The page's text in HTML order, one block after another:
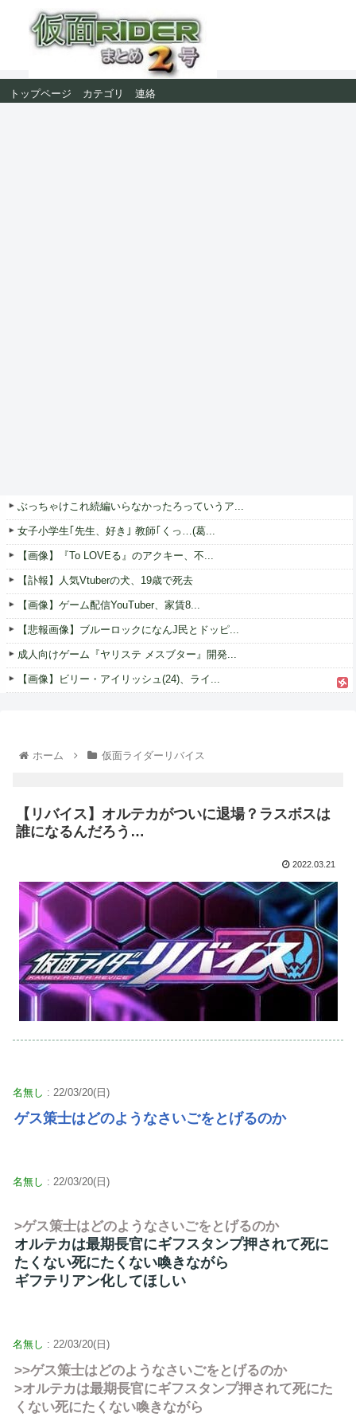
トップページ カテゴリ 連絡
ぶっちゃけこれ続編いらなかったろっていうア...
女子小学生｢先生、好き｣ 教師｢くっ…(葛...
【画像】『To LOVEる』のアクキー、不...
【訃報】人気Vtuberの犬、19歳で死去
【画像】ゲーム配信YouTuber、家賃8...
【悲報画像】ブルーロックになんJ民とドッピ...
成人向けゲーム『ヤリステ メスブター』開発...
【画像】ビリー・アイリッシュ(24)、ライ...
ホーム 仮面ライダーリバイス
【リバイス】オルテカがついに退場？ラスボスは
誰になるんだろう…
2022.03.21
名無し : 22/03/20(日)
ゲス策士はどのようなさいごをとげるのか
名無し : 22/03/20(日)
>ゲス策士はどのようなさいごをとげるのか
オルテカは最期長官にギフスタンプ押されて死に
たくない死にたくない喚きながら
ギフテリアン化してほしい
名無し : 22/03/20(日)
>>ゲス策士はどのようなさいごをとげるのか
>オルテカは最期長官にギフスタンプ押されて死にた
くない死にたくない喚きながら